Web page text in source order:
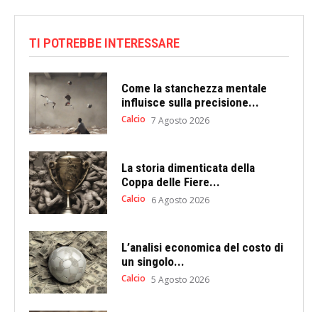
TI POTREBBE INTERESSARE
Come la stanchezza mentale
influisce sulla precisione...
Calcio 7 Agosto 2026
La storia dimenticata della
Coppa delle Fiere...
Calcio 6 Agosto 2026
L’analisi economica del costo di
un singolo...
Calcio 5 Agosto 2026